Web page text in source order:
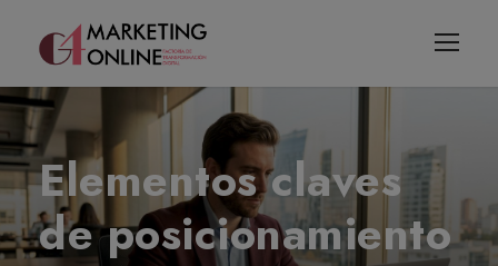
Elementos claves
de posicionamiento